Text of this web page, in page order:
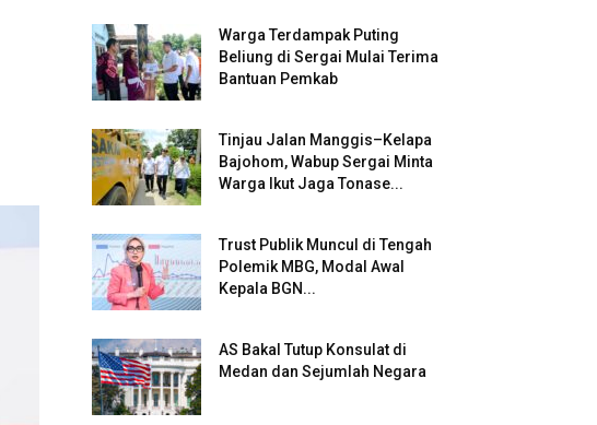
Warga Terdampak Puting
Beliung di Sergai Mulai Terima
Bantuan Pemkab
Tinjau Jalan Manggis–Kelapa
Bajohom, Wabup Sergai Minta
Warga Ikut Jaga Tonase...
Trust Publik Muncul di Tengah
Polemik MBG, Modal Awal
Kepala BGN...
AS Bakal Tutup Konsulat di
Medan dan Sejumlah Negara